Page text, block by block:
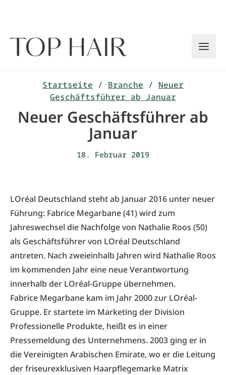
Startseite / Branche / Neuer
Geschäftsführer ab Januar
Neuer Geschäftsführer ab
Januar
18. Februar 2019
LOréal Deutschland steht ab Januar 2016 unter neuer
Führung: Fabrice Megarbane (41) wird zum
Jahreswechsel die Nachfolge von Nathalie Roos (50)
als Geschäftsführer von LOréal Deutschland
antreten. Nach zweieinhalb Jahren wird Nathalie Roos
im kommenden Jahr eine neue Verantwortung
innerhalb der LOréal-Gruppe übernehmen.
Fabrice Megarbane kam im Jahr 2000 zur LOréal-
Gruppe. Er startete im Marketing der Division
Professionelle Produkte, heißt es in einer
Pressemeldung des Unternehmens. 2003 ging er in
die Vereinigten Arabischen Emirate, wo er die Leitung
der friseurexklusiven Haarpflegemarke Matrix